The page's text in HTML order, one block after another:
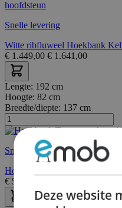
Snelle levering
Witte ribfluweel Hoekbank
€ 1.449,00 € 1.641,00
Lengte: 192 cm
Hoogte: 82 cm
Breedte/diepte: 137 cm
Snelle levering
Hoekbank Tweety rechts -
€ 539,00
Deze website